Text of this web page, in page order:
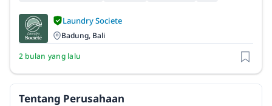
Laundry Societe
Badung, Bali
2 bulan yang lalu
Tentang Perusahaan